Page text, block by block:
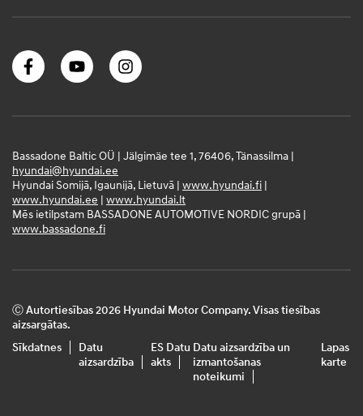
Bassadone Baltic OÜ | Jälgimäe tee 1, 76406, Tänassilma |
hyundai@hyundai.ee
Hyundai Somijā, Igaunijā, Lietuvā | www.hyundai.fi |
www.hyundai.ee | www.hyundai.lt
Mēs ietilpstam BASSADONE AUTOMOTIVE NORDIC grupā |
www.bassadone.fi
Ⓒ Autortiesības 2026 Hyundai Motor Company. Visas tiesības
aizsargātas.
Sīkdatnes
Datu
aizsardzība
ES Datu
akts
Datu aizsardzība un
izmantošanas
noteikumi
Lapas
karte